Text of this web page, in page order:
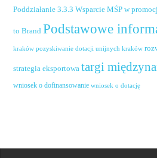
Poddziałanie 3.3.3 Wsparcie MŚP w
to Brand Podstawowe
kraków pozyskiwanie dotacji unijnych kraków
strategia eksportowa targi
wniosek o dofinansowanie wniosek o dotację